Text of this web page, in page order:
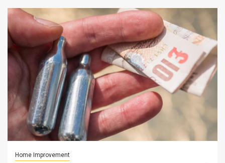
Home Improvement